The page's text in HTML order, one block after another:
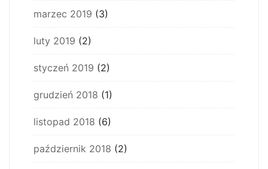
marzec 2019 (3)
luty 2019 (2)
styczeń 2019 (2)
grudzień 2018 (1)
listopad 2018 (6)
październik 2018 (2)